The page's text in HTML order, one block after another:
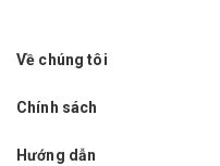
Về chúng tôi
Chính sách
Hướng dẫn